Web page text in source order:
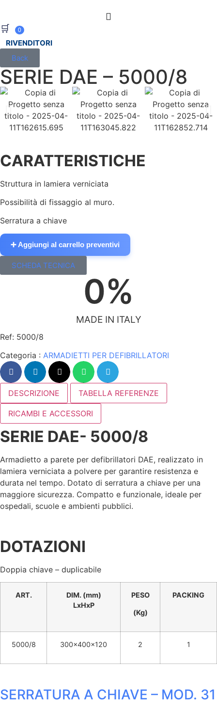
🛒 0
RIVENDITORI
Back
SERIE DAE – 5000/8
CARATTERISTICHE
Struttura in lamiera verniciata
Possibilità di fissaggio al muro.
Serratura a chiave
➕ Aggiungi al carrello preventivi
SCHEDA TECNICA
MADE IN ITALY
0%
Ref: 5000/8
Categoria : ARMADIETTI PER DEFIBRILLATORI
DESCRIZIONE TABELLA REFERENZE
RICAMBI E ACCESSORI
SERIE DAE- 5000/8
Armadietto a parete per defibrillatori DAE, realizzato in
lamiera verniciata a polvere per garantire resistenza e
durata nel tempo. Dotato di serratura a chiave per una
maggiore sicurezza. Compatto e funzionale, ideale per
ospedali, scuole e ambienti pubblici.
DOTAZIONI
Doppia chiave – duplicabile
ART.
DIM. (mm)
LxHxP
PESO
(Kg)
PACKING
5000/8 300x400x120 2 1
SERRATURA A CHIAVE – MOD. 31